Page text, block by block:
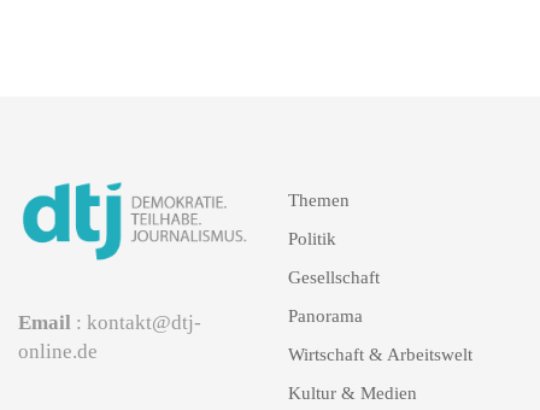
Email : kontakt@dtj-
online.de
Themen
Politik
Gesellschaft
Panorama
Wirtschaft & Arbeitswelt
Kultur & Medien